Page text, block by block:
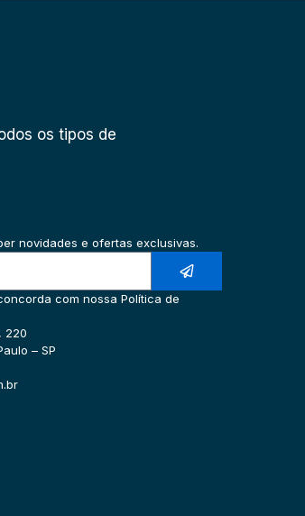
os tipos de
novidades e ofertas exclusivas.
com nossa Política de
220
– SP